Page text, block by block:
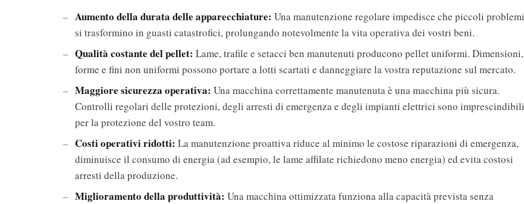
Aumento della durata delle apparecchiature: Una manutenzione regolare impedisce che piccoli problemi
si trasformino in guasti catastrofici, prolungando notevolmente la vita operativa dei vostri beni.
Qualità costante del pellet: Lame, trafile e setacci ben manutenuti producono pellet uniformi. Dimensioni,
forme e fini non uniformi possono portare a lotti scartati e danneggiare la vostra reputazione sul mercato.
Maggiore sicurezza operativa: Una macchina correttamente manutenuta è una macchina più sicura.
Controlli regolari delle protezioni, degli arresti di emergenza e degli impianti elettrici sono imprescindibili
per la protezione del vostro team.
Costi operativi ridotti: La manutenzione proattiva riduce al minimo le costose riparazioni di emergenza,
diminuisce il consumo di energia (ad esempio, le lame affilate richiedono meno energia) ed evita costosi
arresti della produzione.
Miglioramento della produttività: Una macchina ottimizzata funziona alla capacità prevista senza